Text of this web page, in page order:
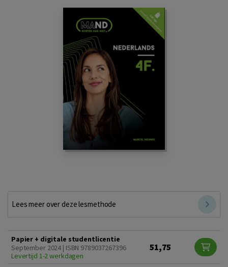
Lees meer over deze lesmethode
Papier + digitale studentlicentie
September 2024 | ISBN 9789037267396
Levertijd 1-2 werkdagen
51,75